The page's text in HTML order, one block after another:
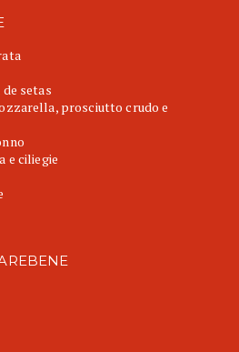
setas
prosciutto crudo e
e ciliegie